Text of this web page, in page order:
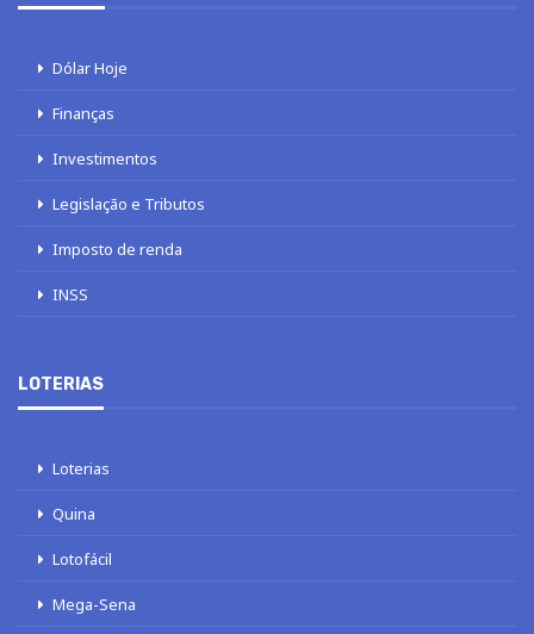
Dólar Hoje
Finanças
Investimentos
Legislação e Tributos
Imposto de renda
INSS
LOTERIAS
Loterias
Quina
Lotofácil
Mega-Sena